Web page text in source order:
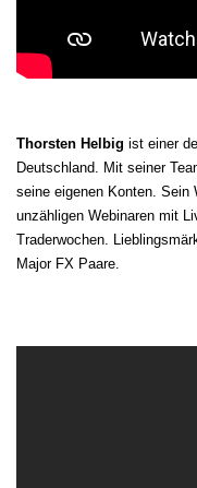
Thorsten Helbig ist einer
Deutschland. Mit seiner
seine eigenen Konten.
unzähligen Webinaren mit
Traderwochen.
Major FX Paare.